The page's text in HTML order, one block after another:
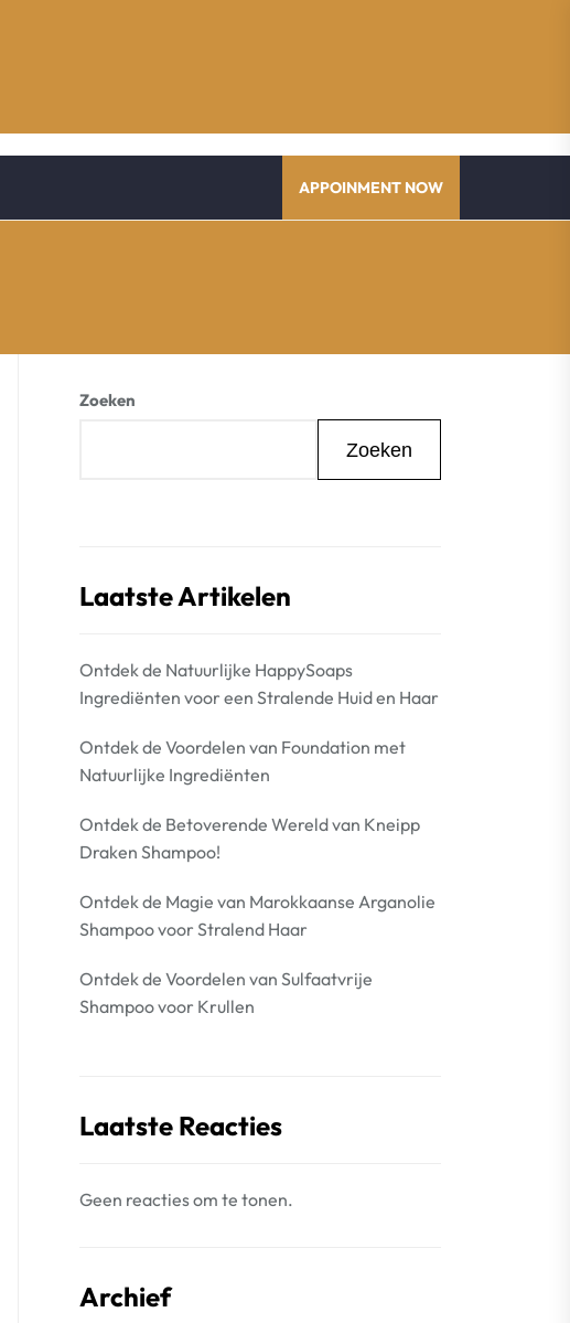
APPOINMENT NOW
Zoeken
Zoeken
Laatste Artikelen
Ontdek de Natuurlijke HappySoaps
Ingrediënten voor een Stralende Huid en Haar
Ontdek de Voordelen van Foundation met
Natuurlijke Ingrediënten
Ontdek de Betoverende Wereld van Kneipp
Draken Shampoo!
Ontdek de Magie van Marokkaanse Arganolie
Shampoo voor Stralend Haar
Ontdek de Voordelen van Sulfaatvrije
Shampoo voor Krullen
Laatste Reacties
Geen reacties om te tonen.
Archief